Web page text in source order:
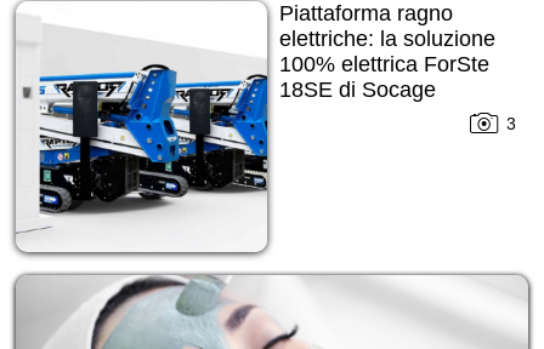
Piattaforma ragno
elettriche: la soluzione
100% elettrica ForSte
18SE di Socage
3